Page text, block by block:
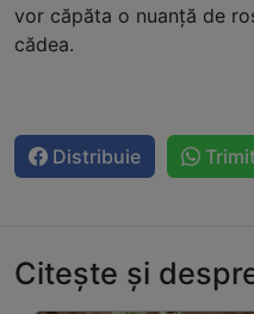
vor căpăta o nuanță de
cădea.
Distribuie
Citește și